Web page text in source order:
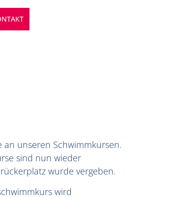
unseren Schwimmkursen.
sind nun wieder
wurde vergeben.
wird